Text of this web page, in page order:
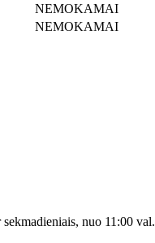
NEMOKAMAI
NEMOKAMAI
nuo 11:00 val.